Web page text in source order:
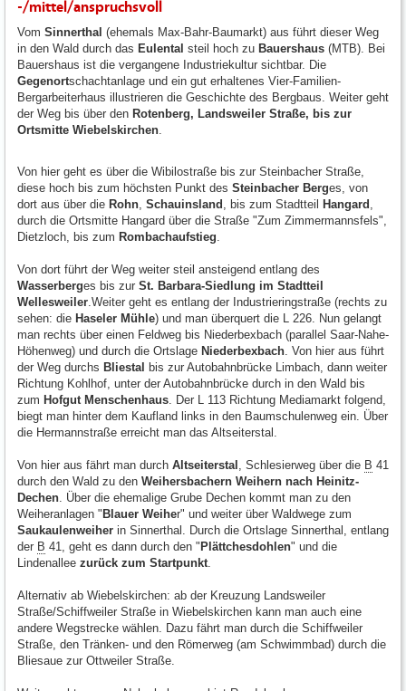
-/mittel/anspruchsvoll
Vom Sinnerthal (ehemals Max-Bahr-Baumarkt) aus führt dieser Weg
in den Wald durch das Eulental steil hoch zu Bauershaus (MTB). Bei
Bauershaus ist die vergangene Industriekultur sichtbar. Die
Gegenortschachtanlage und ein gut erhaltenes Vier-Familien-
Bergarbeiterhaus illustrieren die Geschichte des Bergbaus. Weiter geht
der Weg bis über den Rotenberg, Landsweiler Straße, bis zur
Ortsmitte Wiebelskirchen
Von hier geht es über die Wibilostraße bis zur Steinbacher Straße,
diese hoch bis zum höchsten Punkt des Steinbacher Berges, von
dort aus über die Rohn Schauinsland , bis zum Stadtteil Hangard
durch die Ortsmitte Hangard über die Straße "Zum Zimmermannsfels",
Dietzloch, bis zum Rombachaufstieg
Von dort führt der Weg weiter steil ansteigend entlang des
Wasserberges bis zur St. Barbara-Siedlung im Stadtteil
Wellesweiler .Weiter geht es entlang der Industrieringstraße (rechts zu
sehen: die Haseler Mühle) und man überquert die L 226. Nun gelangt
man rechts über einen Feldweg bis Niederbexbach (parallel Saar-Nahe-
Höhenweg) und durch die Ortslage Niederbexbach . Von hier aus führt
der Weg durchs Bliestal bis zur Autobahnbrücke Limbach, dann weiter
Richtung Kohlhof, unter der Autobahnbrücke durch in den Wald bis
zum Hofgut Menschenhaus . Der L 113 Richtung Mediamarkt folgend,
biegt man hinter dem Kaufland links in den Baumschulenweg ein. Über
die Hermannstraße erreicht man das Altseiterstal.
Von hier aus fährt man durch Altseiterstal , Schlesierweg über die B 41
durch den Wald zu den Weihersbachern Weihern nach Heinitz-
Dechen . Über die ehemalige Grube Dechen kommt man zu den
Weiheranlagen "Blauer Weiher" und weiter über Waldwege zum
Saukaulenweiher in Sinnerthal. Durch die Ortslage Sinnerthal, entlang
der B 41, geht es dann durch den "Plättchesdohlen" und die
Lindenallee zurück zum Startpunkt
Alternativ ab Wiebelskirchen: ab der Kreuzung Landsweiler
Straße/Schiffweiler Straße in Wiebelskirchen kann man auch eine
andere Wegstrecke wählen. Dazu fährt man durch die Schiffweiler
Straße, den Tränken- und den Römerweg (am Schwimmbad) durch die
Bliesaue zur Ottweiler Straße.